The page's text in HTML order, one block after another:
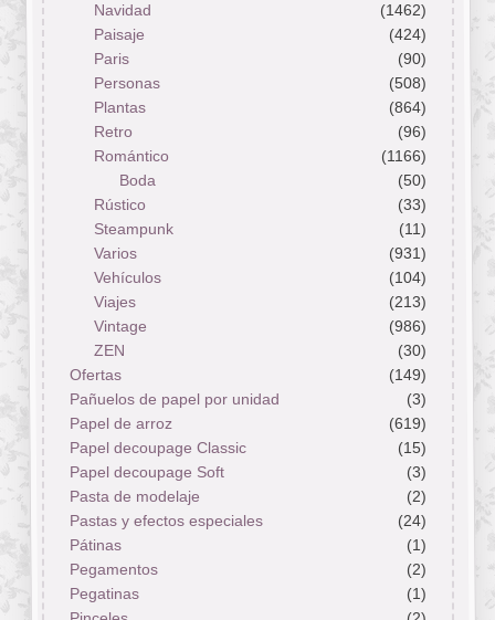
Navidad
(1462)
Paisaje
(424)
Paris
(90)
Personas
(508)
Plantas
(864)
Retro
(96)
Romántico
(1166)
Boda
(50)
Rústico
(33)
Steampunk
(11)
Varios
(931)
Vehículos
(104)
Viajes
(213)
Vintage
(986)
ZEN
(30)
Ofertas
(149)
Pañuelos de papel por unidad
(3)
Papel de arroz
(619)
Papel decoupage Classic
(15)
Papel decoupage Soft
(3)
Pasta de modelaje
(2)
Pastas y efectos especiales
(24)
Pátinas
(1)
Pegamentos
(2)
Pegatinas
(1)